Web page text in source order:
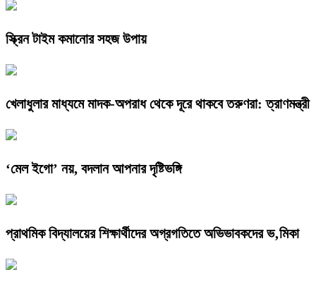
স্ক্রিন টাইম কমানোর সহজ উপায়
খেলাধুলার মাধ্যমে মাদক-অপরাধ থেকে দূরে থাকবে তরুণরা: ত্রাণমন্ত্রী
‘মেল ইগো’ নয়, বদলান আপনার দৃষ্টিভঙ্গি
প্রাথমিক বিদ্যালয়ের শিক্ষার্থীদের অগ্রগতিতে অভিভাবকদের ভ‚মিকা